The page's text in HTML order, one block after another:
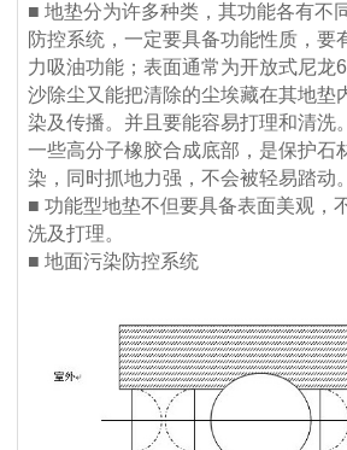
■ 地垫分为许多种类，其功能各有不
防控系统，一定要具备功能性质，要
力吸油功能；表面通常为开放式尼龙
沙除尘又能把清除的尘埃藏在其地垫
染及传播。并且要能容易打理和清洗
一些高分子橡胶合成底部，是保护石
染，同时抓地力强，不会被轻易踏动。
■ 功能型地垫不但要具备表面美观，
洗及打理。
■ 地面污染防控系统